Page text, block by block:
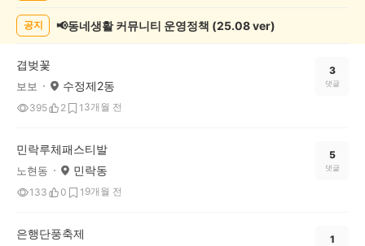
글
공지 📢동네생활 커뮤니티 운영정책 (25.08 ver)
겹벚꽃
보보 수정제2동
395 2 1 3개월 전
3
댓글
민락루체패스티발
노현동 민락동
133 0 1 9개월 전
5
댓글
은행단풍축제 1